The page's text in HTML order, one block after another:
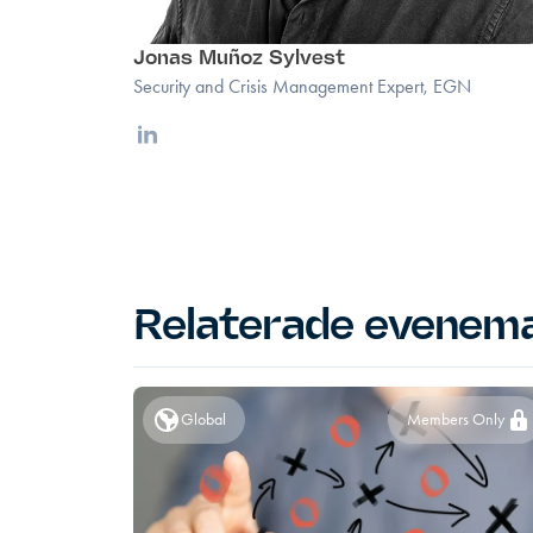
Jonas Muñoz Sylvest
Security and Crisis Management Expert, EGN
Linkedin
Relaterade
Global Members Only